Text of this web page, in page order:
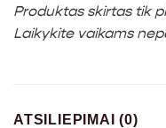
Produktas skirtas tik
Laikykite vaikams
ATSILIEPIMAI (0)